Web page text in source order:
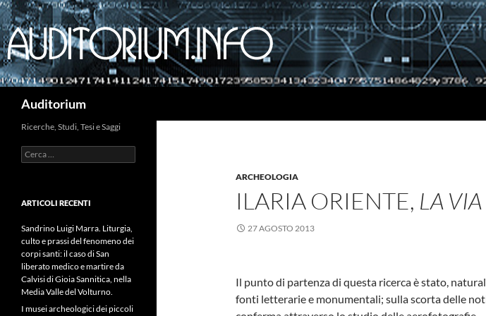
Auditorium
ARCHEOLOGIA
ILARIA ORIENTE, LA
27 AGOSTO 2013
Il punto di partenza di questa ricerca è stato,
fonti letterarie e monumentali; sulla scorta delle
Ricerche, Studi, Tesi e Saggi
Ricerca
per:
ARTICOLI RECENTI
Sandrino Luigi Marra. Liturgia,
culto e prassi del fenomeno dei
corpi santi: il caso di San
liberato medico e martire da
Calvisi di Gioia Sannitica, nella
Media Valle del Volturno.
I musei archeologici dei piccoli